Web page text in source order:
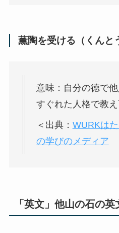
薫陶を受ける（くんと
意味：自分の徳で
すぐれた人格で教
＜出典： WURKは
の学びのメディア
「英文」他山の石の